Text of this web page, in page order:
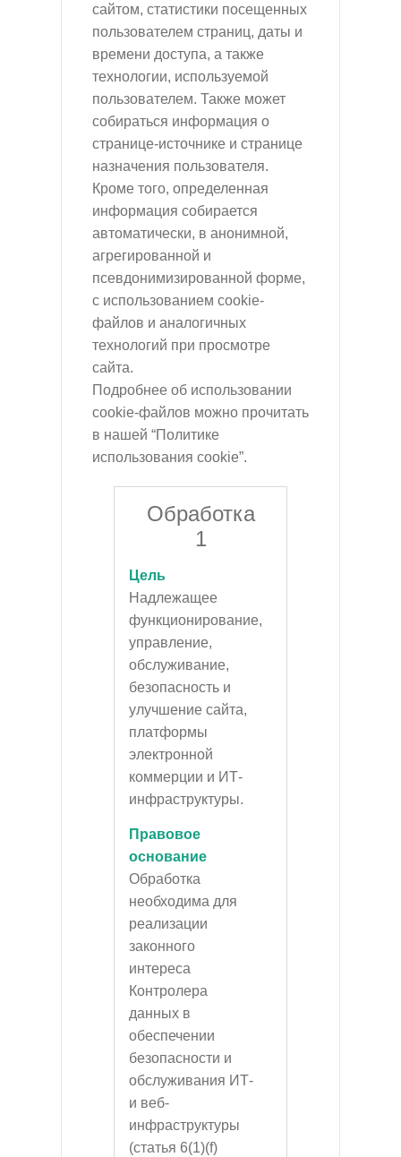
сайтом, статистики посещенных
пользователем страниц, даты и
времени доступа, а также
технологии, используемой
пользователем. Также может
собираться информация о
странице-источнике и странице
назначения пользователя.
Кроме того, определенная
информация собирается
автоматически, в анонимной,
агрегированной и
псевдонимизированной форме,
с использованием cookie-
файлов и аналогичных
технологий при просмотре
сайта.
Подробнее об использовании
cookie-файлов можно прочитать
в нашей “Политике
использования cookie”.
Обработка
1
Цель
Надлежащее
функционирование,
управление,
обслуживание,
безопасность и
улучшение сайта,
платформы
электронной
коммерции и ИТ-
инфраструктуры.
Правовое
основание
Обработка
необходима для
реализации
законного
интереса
Контролера
данных в
обеспечении
безопасности и
обслуживания ИТ-
и веб-
инфраструктуры
(статья 6(1)(f)